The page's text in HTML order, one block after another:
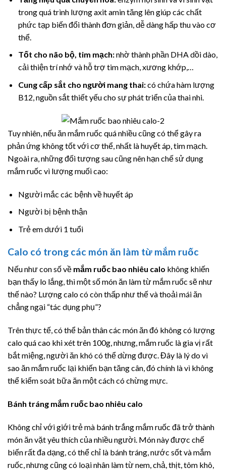
trong quá trình lượng axit amin tăng lên giúp các chất
phức tạp biến đổi thành đơn giản, dễ dàng hấp thu vào cơ
thể.
Tốt cho não bộ, tim mạch:nhờ thành phần DHA dồi dào,
cải thiện trí nhớ và hỗ trợ tim mạch, xương khớp,…
Cung cấp sắt cho người mang thai:có chứa hàm lượng
B12, nguồn sắt thiết yếu cho sự phát triển của thai nhi.
Tuy nhiên, nếu ăn mắm ruốc quá nhiều cũng có thể gây ra
phản ứng không tốt với cơ thể, nhất là huyết áp, tim mạch.
Ngoài ra, những đối tượng sau cũng nên hạn chế sử dụng
mắm ruốc vì lượng muối cao:
Người mắc các bệnh về huyết áp
Người bị bệnh thận
Trẻ em dưới 1 tuổi
Calo có trong các món ăn làm từ mắm ruốc
Nếu như con số về mắm ruốc bao nhiêu calo không khiến
bạn thấy lo lắng, thì một số món ăn làm từ mắm ruốc sẽ như
thế nào? Lượng calo có còn thấp như thế và thoải mái ăn
chẳng ngại “tác dụng phụ”?
Trên thực tế, có thể bản thân các món ăn đó không có lượng
calo quá cao khi xét trên 100g, nhưng, mắm ruốc là gia vị rất
bắt miệng, người ăn khó có thể dừng được. Đây là lý do vì
sao ăn mắm ruốc lại khiến bạn tăng cân, đó chính là vì không
thể kiểm soát bữa ăn một cách có chừng mực.
Bánh tráng mắm ruốc bao nhiêu calo
Không chỉ với giới trẻ mà bánh trắng mắm ruốc đã trở thành
món ăn vặt yêu thích của nhiều người. Món này được chế
biến rất đa dạng, có thể chỉ là bánh tráng, nước sốt và mắm
ruốc, nhưng cũng có loại nhân làm từ nem, chả, thịt, tôm khô,